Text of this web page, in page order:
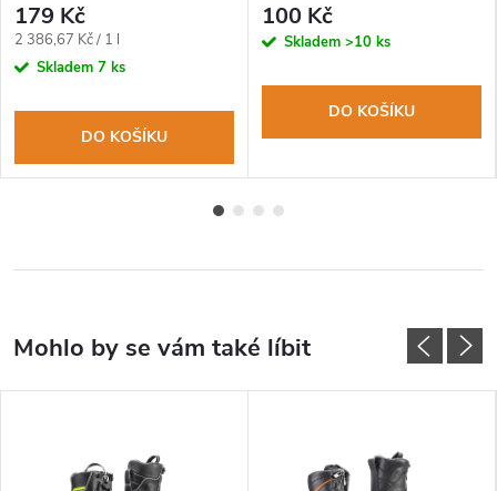
179 Kč
Měrná
cena:
2 386,67 Kč / 1 l
Skladem 7 ks
DO KOŠÍKU
100 Kč
Skladem >10 ks
DO KOŠÍKU